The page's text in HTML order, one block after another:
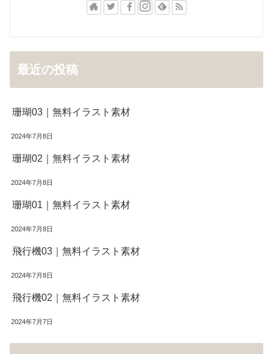
最近の投稿
珊瑚03｜無料イラスト素材
2024年7月8日
珊瑚02｜無料イラスト素材
2024年7月8日
珊瑚01｜無料イラスト素材
2024年7月8日
飛行機03｜無料イラスト素材
2024年7月8日
飛行機02｜無料イラスト素材
2024年7月7日